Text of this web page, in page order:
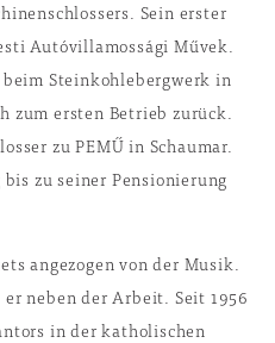
Sein erster
Autóvillamossági Művek.
beim Steinkohlebergwerk in
zum ersten Betrieb zurück.
zu PEMŰ in Schaumar.
zu seiner Pensionierung
angezogen von der Musik.
neben der Arbeit. Seit 1956
in der katholischen